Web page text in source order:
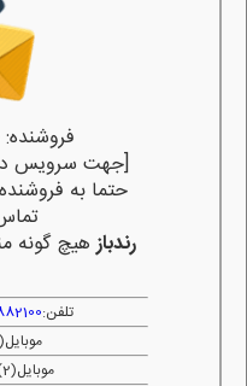
[جهت سرویس
حتما به
رندبازهیچ گونه
تلفن:
موبایل(1):
موبایل(2):